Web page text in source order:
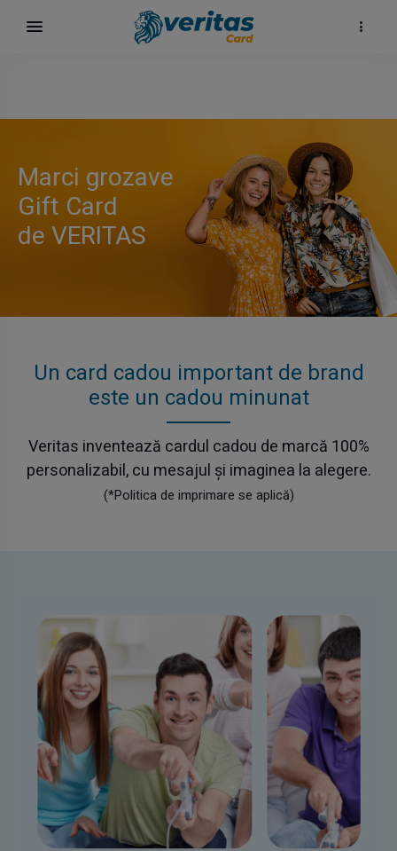
Marci grozave
Gift Card
de VERITAS
Un card cadou important de brand
este un cadou minunat
Veritas inventează cardul cadou de marcă 100%
personalizabil, cu mesajul și imaginea la alegere.
(*Politica de imprimare se aplică)